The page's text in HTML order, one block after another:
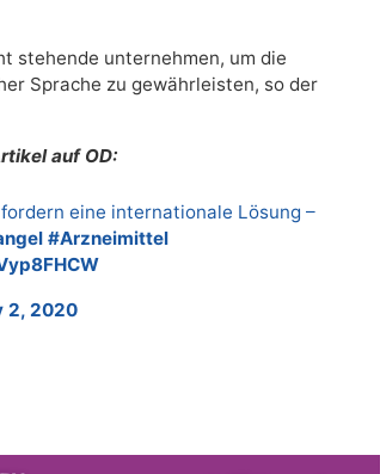
stehende unternehmen, um die
Sprache zu gewährleisten, so der
auf OD:
eine internationale Lösung –
#Arzneimittel
2, 2020